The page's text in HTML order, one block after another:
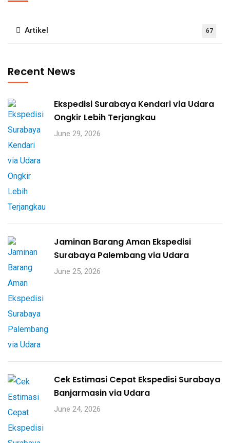
Artikel 67
Recent News
Ekspedisi Surabaya Kendari via Udara
Ongkir Lebih Terjangkau
June 29, 2026
Jaminan Barang Aman Ekspedisi
Surabaya Palembang via Udara
June 25, 2026
Cek Estimasi Cepat Ekspedisi Surabaya
Banjarmasin via Udara
June 24, 2026